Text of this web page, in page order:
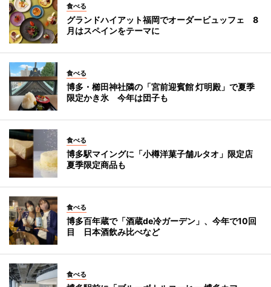
食べる
グランドハイアット福岡でオーダービュッフェ 8
月はスペインをテーマに
食べる
博多・櫛田神社隣の「宮前迎賓館 灯明殿」で夏季
限定かき氷 今年は団子も
食べる
博多駅マイングに「小樽洋菓子舗ルタオ」限定店
夏季限定商品も
食べる
博多百年蔵で「酒蔵de冷ガーデン」、今年で10回
目 日本酒飲み比べなど
食べる